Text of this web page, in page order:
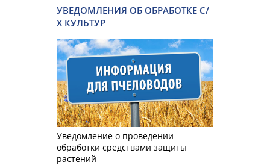
УВЕДОМЛЕНИЯ ОБ ОБРАБОТКЕ С/
Х КУЛЬТУР
Уведомление о проведении
обработки средствами защиты
растений